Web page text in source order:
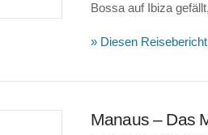
Bossa auf Ibiza
» Diesen
Manaus – Das